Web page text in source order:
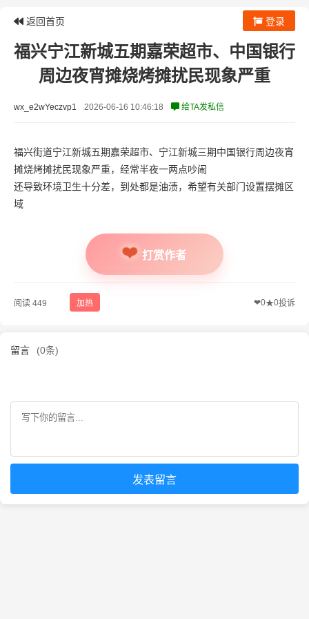
返回首页 登录
福兴宁江新城五期嘉荣超市、中国银行
周边夜宵摊烧烤摊扰民现象严重
wx_e2wYeczvp1 2026-06-16 10:46:18 给TA发私信
福兴街道宁江新城五期嘉荣超市、宁江新城三期中国银行周边夜宵
摊烧烤摊扰民现象严重，经常半夜一两点吵闹
还导致环境卫生十分差，到处都是油渍，希望有关部门设置摆摊区
域
打赏作者
阅读 449 加热 ❤0★0投诉
留言 (0条)
发表留言